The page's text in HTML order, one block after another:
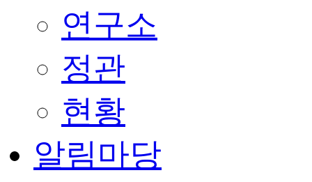
연구소
정관
현황
알림마당